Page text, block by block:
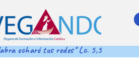
echaré tus redes" Lc. 5,5